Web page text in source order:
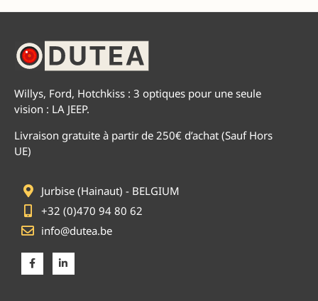
Willys, Ford, Hotchkiss : 3 optiques pour une seule
vision : LA JEEP.
Livraison gratuite à partir de 250€ d’achat (Sauf Hors
UE)
Jurbise (Hainaut) - BELGIUM
+32 (0)470 94 80 62
info@dutea.be